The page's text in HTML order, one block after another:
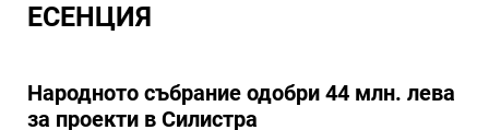
ЕСЕНЦИЯ
Народното събрание одобри 44 млн. лева
за проекти в Силистра